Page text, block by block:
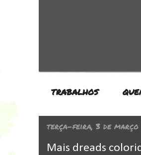
TRABALHOS
terça-feira, 3 de março
Mais dreads